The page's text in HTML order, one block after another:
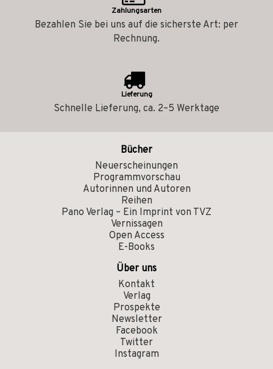
Zahlungsarten
Bezahlen Sie bei uns auf die sicherste Art: per
Rechnung.
Lieferung
Schnelle Lieferung, ca. 2–5 Werktage
Bücher
Neuerscheinungen
Programmvorschau
Autorinnen und Autoren
Reihen
Pano Verlag – Ein Imprint von TVZ
Vernissagen
Open Access
E-Books
Über uns
Kontakt
Verlag
Prospekte
Newsletter
Facebook
Twitter
Instagram